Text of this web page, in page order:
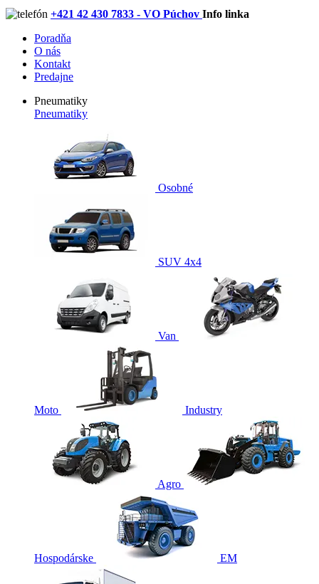
+421 42 430 7833 - VO Púchov Info linka
Poradňa
O nás
Kontakt
Predajne
Pneumatiky
Pneumatiky
Osobné
SUV 4x4
Van
Moto Industry
Agro
Hospodárske EM